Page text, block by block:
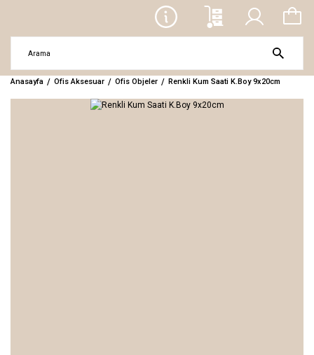
Anasayfa Ofis Aksesuar Ofis Objeler Renkli Kum Saati K.Boy 9x20cm